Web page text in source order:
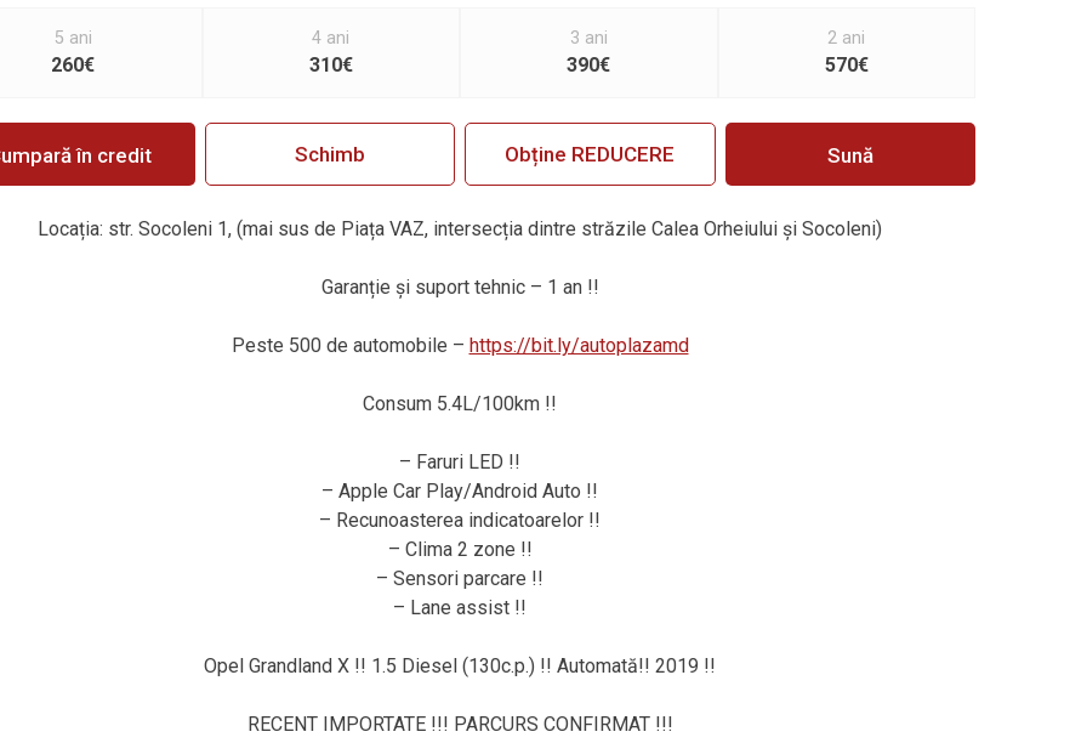
5 ani
260€
4 ani
310€
3 ani
390€
2 ani
570€
în credit Schimb Obține REDUCERE Sună
Locația: str. Socoleni 1, (mai sus de Piața VAZ, intersecția dintre străzile Calea Orheiului și Socoleni)
Garanție și suport tehnic – 1 an !!
Peste 500 de automobile – https://bit.ly/autoplazamd
Consum 5.4L/100km !!
– Faruri LED !!
– Apple Car Play/Android Auto !!
– Recunoasterea indicatoarelor !!
– Clima 2 zone !!
– Sensori parcare !!
– Lane assist !!
Opel Grandland X !! 1.5 Diesel (130c.p.) !! Automată!! 2019 !!
RECENT IMPORTATE !!! PARCURS CONFIRMAT !!!